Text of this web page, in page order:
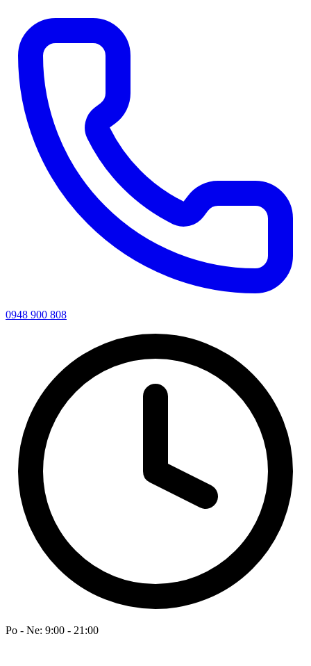
0948 900 808
Po - Ne: 9:00 - 21:00